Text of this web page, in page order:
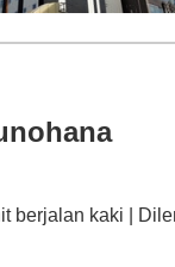
berjalan kaki |